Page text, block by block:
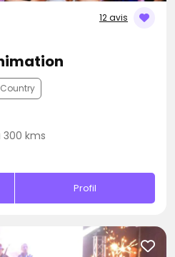
12 avis
Country
300 kms
Profil